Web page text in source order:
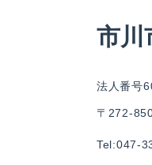
市川
法人番号
〒272-
Tel:047-